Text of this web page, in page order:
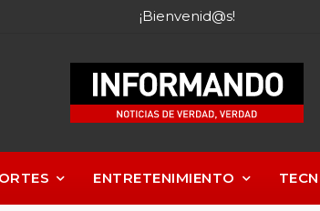
¡Bienvenid@s!
ENTRETENIMIENTO